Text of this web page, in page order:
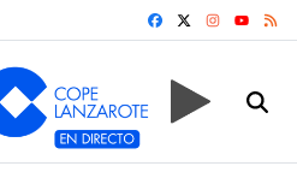
FACEBOOK
YOUTUBE